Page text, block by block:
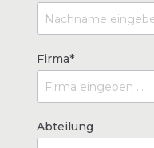
Firma*
Abteilung